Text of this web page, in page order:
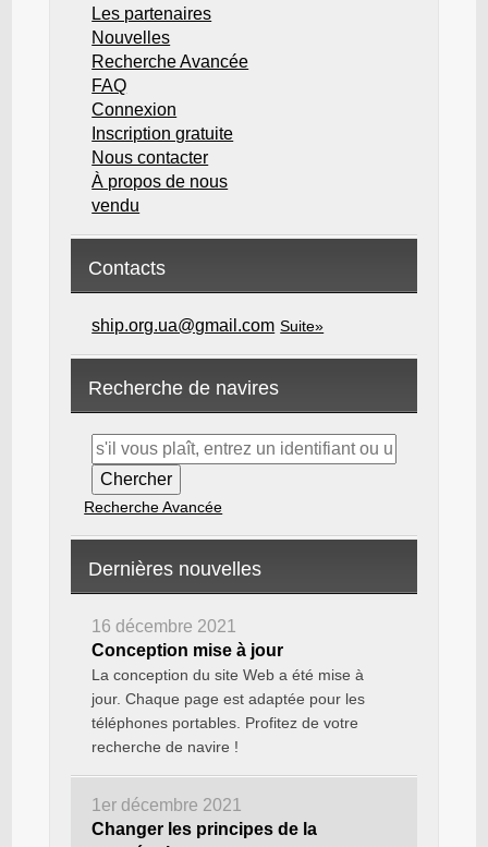
Les partenaires
Nouvelles
Recherche Avancée
FAQ
Connexion
Inscription gratuite
Nous contacter
À propos de nous
vendu
Contacts
ship.org.ua@gmail.com Suite»
Recherche de navires
Recherche Avancée
Dernières nouvelles
16 décembre 2021
Conception mise à jour
La conception du site Web a été mise à
jour. Chaque page est adaptée pour les
téléphones portables. Profitez de votre
recherche de navire !
1er décembre 2021
Changer les principes de la